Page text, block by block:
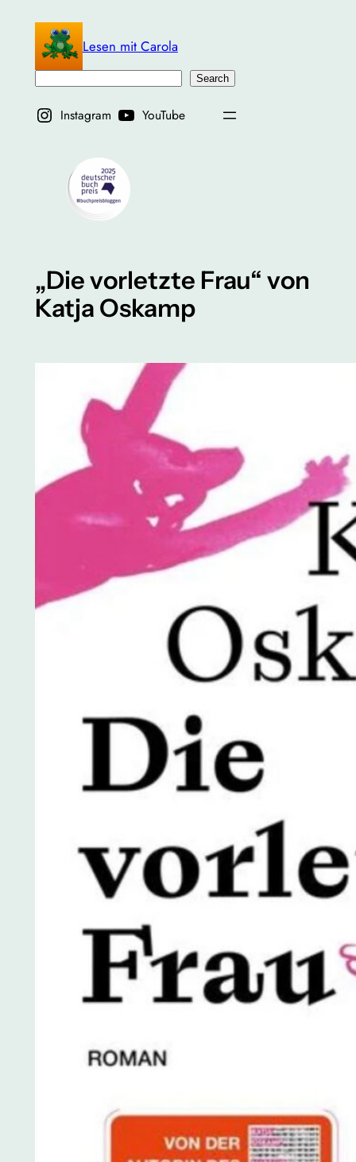
springen
Lesen mit Carola
Search
Instagram YouTube
„Die vorletzte Frau“ von
Katja Oskamp